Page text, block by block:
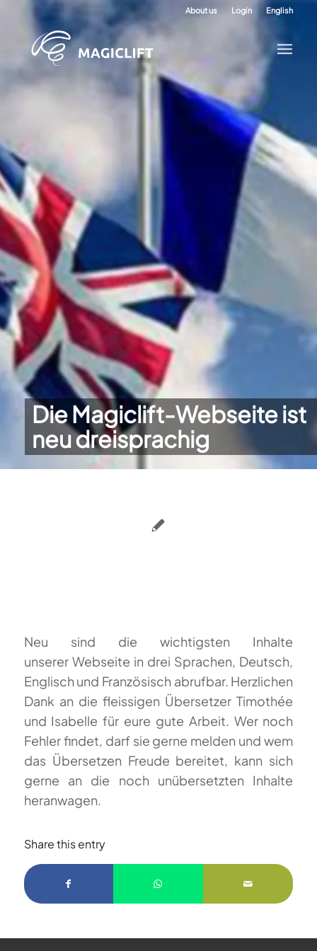
About us Login English
Die Magiclift-Webseite ist
neu dreisprachig
Neu sind die wichtigsten Inhalte
unserer Webseite in drei Sprachen, Deutsch,
Englisch und Französisch abrufbar. Herzlichen
Dank an die fleissigen Übersetzer Timothée
und Isabelle für eure gute Arbeit. Wer noch
Fehler findet, darf sie gerne melden und wem
das Übersetzen Freude bereitet, kann sich
gerne an die noch unübersetzten Inhalte
heranwagen.
Share this entry